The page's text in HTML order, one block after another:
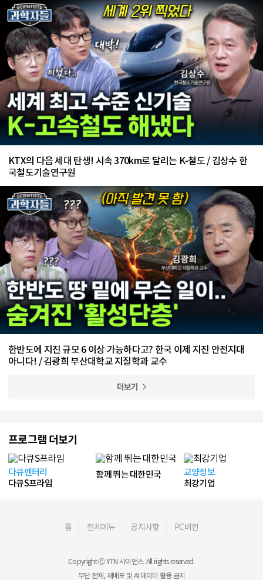
KTX의 다음 세대 탄생! 시속 370km로 달리는 K-철도 / 김상수 한
국철도기술연구원
한반도에 지진 규모 6 이상 가능하다고? 한국 이제 지진 안전지대
아니다! / 김광희 부산대학교 지질학과 교수
더보기
프로그램 더보기
다큐멘터리
다큐S프라임
함께 뛰는 대한민국
교양정보
최강기업
홈 전체메뉴 공지사항 PC버전
Copyright Ⓒ YTN 사이언스. All rights reserved.
무단 전재, 재배포 및 AI 데이터 활용 금지